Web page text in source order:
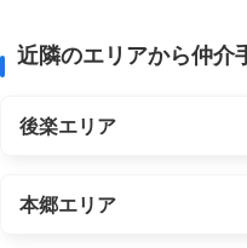
近隣のエリアから仲介
後楽エリア
本郷エリア